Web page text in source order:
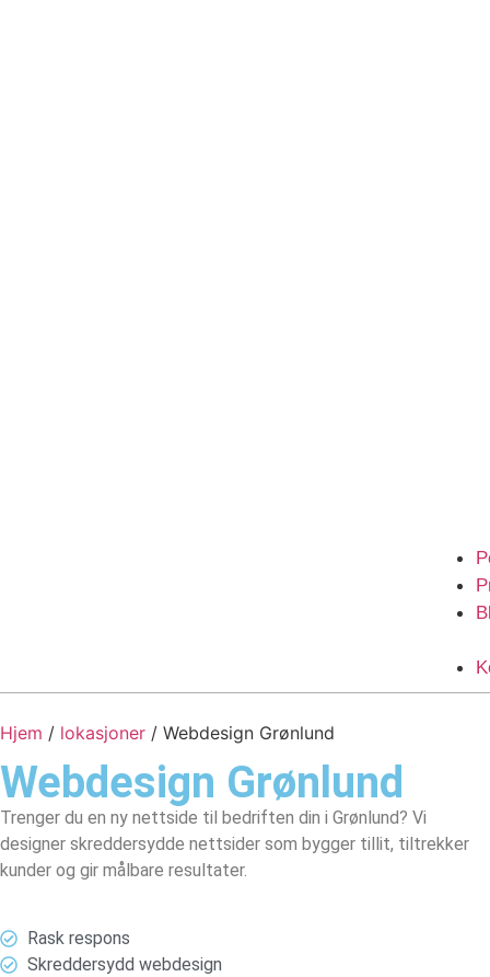
Hjem / lokasjoner / Webdesign Grønlund
Webdesign Grønlund
Trenger du en ny nettside til bedriften din i Grønlund? Vi
designer skreddersydde nettsider som bygger tillit, tiltrekker
kunder og gir målbare resultater.
Rask respons
Skreddersydd webdesign